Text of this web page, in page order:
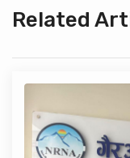
Related